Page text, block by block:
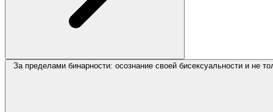
За пределами бинарности: осознание своей бисексуальности и не